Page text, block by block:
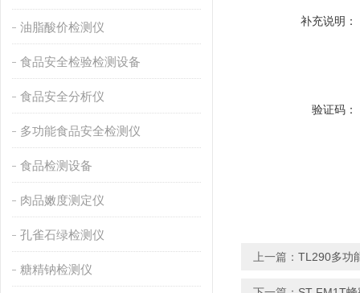
油脂酸价检测仪
食品安全检验检测设备
食品安全分析仪
多功能食品安全检测仪
食品检测设备
肉品嫩度测定仪
孔雀石绿检测仪
糖精钠检测仪
补充说明：
验证码：
上一篇： TL290多功